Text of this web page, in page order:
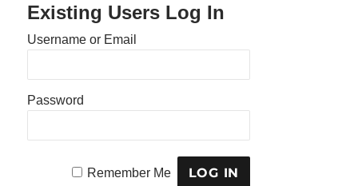
Existing Users Log In
Username or Email
Password
Remember Me